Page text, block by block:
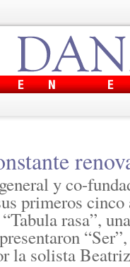
y co-
primeros cinco
rasa”,
la solista